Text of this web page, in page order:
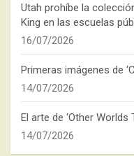
Utah prohíbe la
King en las escuelas
16/07/2026
Primeras imágenes de
14/07/2026
El arte de ‘Other Worlds
14/07/2026